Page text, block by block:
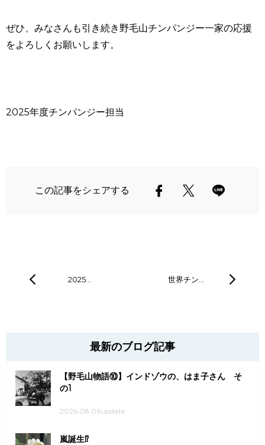
ぜひ、みなさんも引き続き野毛山チンパンジー一家の応援
をよろしくお願いします。
2025年度チンパンジー担当
この記事をシェアする
2025… 世界チン…
最新のブログ記事
【野毛山物語⑩】インドゾウの、はま子さん そ
の1
2026.08.06update
嵐誕生⁉